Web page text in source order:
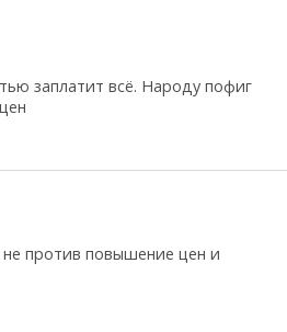
заплатит всё. Народу пофиг
против повышение цен и